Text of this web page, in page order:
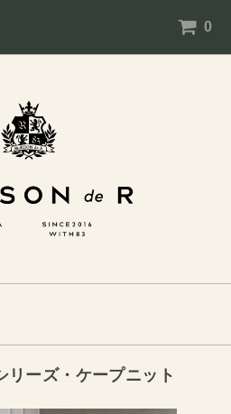
0
ーズ・ケープニット